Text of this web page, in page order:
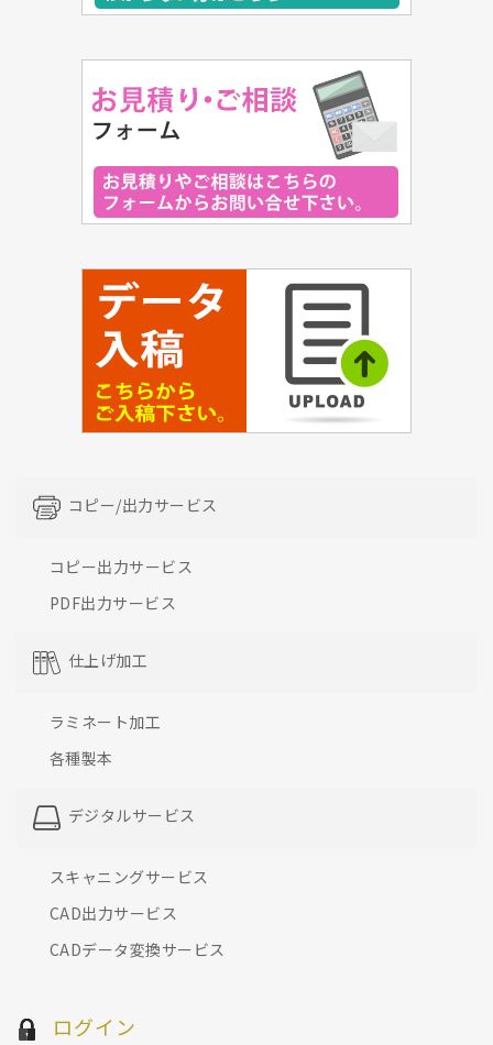
コピー/出力サービス
コピー出力サービス
PDF出力サービス
仕上げ加工
ラミネート加工
各種製本
デジタルサービス
スキャニングサービス
CAD出力サービス
CADデータ変換サービス
ログイン